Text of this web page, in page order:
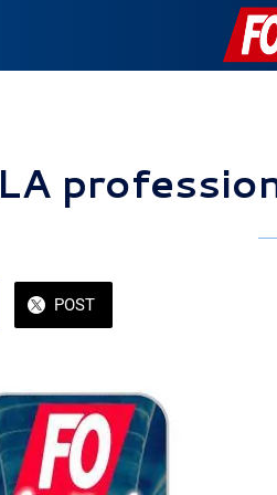
LA
POST